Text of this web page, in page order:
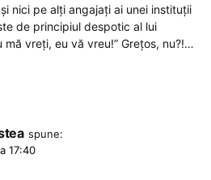
nici pe alți angajați ai unei instituții
de principiul despotic al lui
mă vreți, eu vă vreu!” Grețos, nu?!…
spune:
17:40